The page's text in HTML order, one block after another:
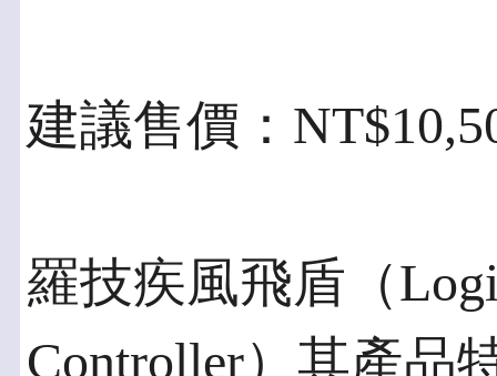
建議售價：
羅技疾風飛盾（
Controller）其產品